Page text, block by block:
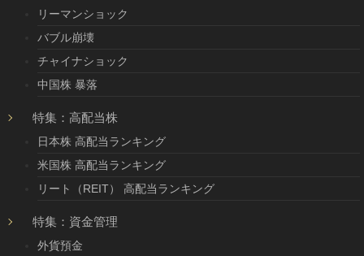
リーマンショック
バブル崩壊
チャイナショック
中国株 暴落
特集：高配当株
日本株 高配当ランキング
米国株 高配当ランキング
リート（REIT） 高配当ランキング
特集：資金管理
外貨預金